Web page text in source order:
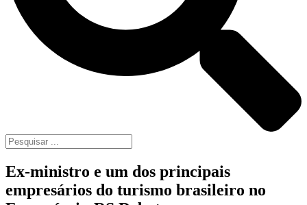
Ex-ministro e um dos principais
empresários do turismo brasileiro no